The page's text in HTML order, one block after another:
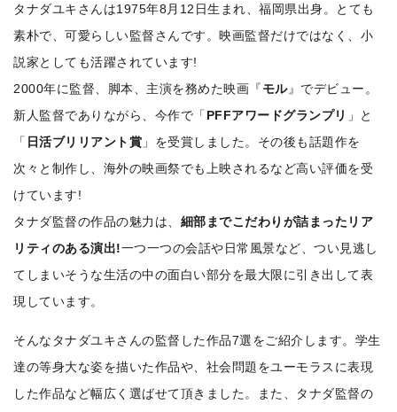
タナダユキさんは1975年8月12日生まれ、福岡県出身。とても
素朴で、可愛らしい監督さんです。映画監督だけではなく、小
説家としても活躍されています!
2000年に監督、脚本、主演を務めた映画『モル』でデビュー。
新人監督でありながら、今作で「 PFFアワードグランプリ 」と
「 日活ブリリアント賞 」を受賞しました。その後も話題作を
次々と制作し、海外の映画祭でも上映されるなど高い評価を受
けています!
タナダ監督の作品の魅力は、 細部までこだわりが詰まったリア
リティのある演出!一つ一つの会話や日常風景など、つい見逃し
てしまいそうな生活の中の面白い部分を最大限に引き出して表
現しています。
そんなタナダユキさんの監督した作品7選をご紹介します。学生
達の等身大な姿を描いた作品や、社会問題をユーモラスに表現
した作品など幅広く選ばせて頂きました。また、タナダ監督の